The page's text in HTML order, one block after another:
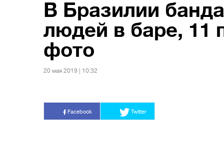
В Бразилии
людей в баре, 11
фото
20 мая 2019 | 10:32
Facebook Twitter